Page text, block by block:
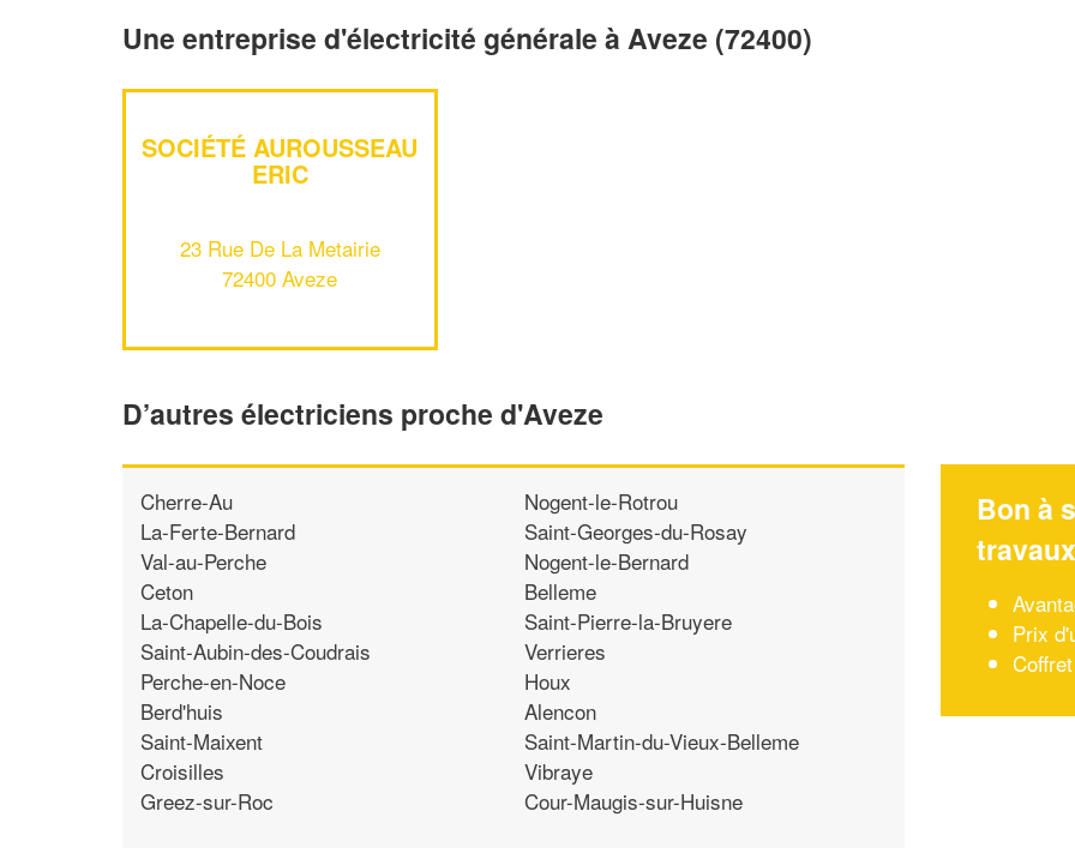
Une entreprise d'électricité générale à Aveze (72400)
SOCIÉTÉ AUROUSSEAU
ERIC
23 Rue De La Metairie
72400 Aveze
D’autres électriciens proche d'Aveze
Cherre-Au
La-Ferte-Bernard
Val-au-Perche
Ceton
La-Chapelle-du-Bois
Saint-Aubin-des-Coudrais
Perche-en-Noce
Berd'huis
Saint-Maixent
Croisilles
Greez-sur-Roc
Nogent-le-Rotrou
Saint-Georges-du-Rosay
Nogent-le-Bernard
Belleme
Saint-Pierre-la-Bruyere
Verrieres
Houx
Alencon
Saint-Martin-du-Vieux-Belleme
Vibraye
Cour-Maugis-sur-Huisne
Bon à
travaux
Prix